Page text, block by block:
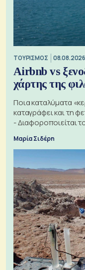
ΤΟΥΡΙΣΜΟΣ
Airbnb vs
χάρτης της
Ποια καταλύματα
καταγράφει και τη
- Διαφοροποιείται
Μαρία Σιδέρη